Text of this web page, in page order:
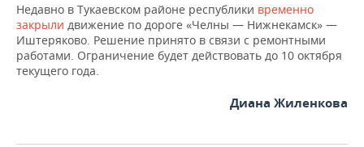
Недавно в Тукаевском районе республики временно
закрыли движение по дороге «Челны — Нижнекамск» —
Иштеряково. Решение принято в связи с ремонтными
работами. Ограничение будет действовать до 10 октября
текущего года.
Диана Жиленкова